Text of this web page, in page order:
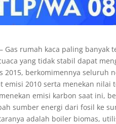
– Gas rumah kaca paling banyak
yang tidak stabil dapat
2015, berkomimennya
emisi 2010 serta menekan nilai
emisi karbon saat ini,
sumber energi dari fosil ke
adalah boiler biomas,